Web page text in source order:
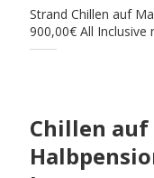
Strand Chillen auf
900,00€ All Inclusive
Chillen